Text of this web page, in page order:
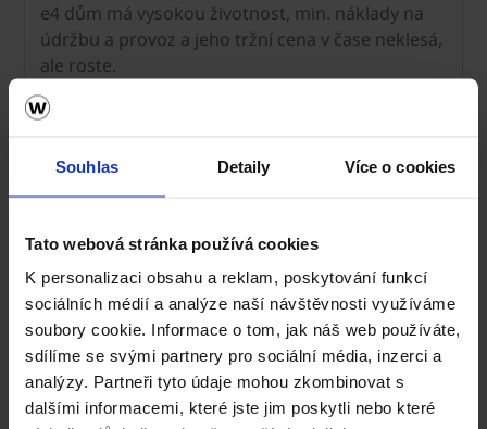
Souhlas Detaily Více o cookies
Tato webová stránka používá cookies
K personalizaci obsahu a reklam, poskytování funkcí
sociálních médií a analýze naší návštěvnosti využíváme
soubory cookie. Informace o tom, jak náš web používáte,
sdílíme se svými partnery pro sociální média, inzerci a
analýzy. Partneři tyto údaje mohou zkombinovat s
dalšími informacemi, které jste jim poskytli nebo které
e4 dům má vysokou životnost, min. náklady na
údržbu a provoz a jeho tržní cena v čase neklesá,
ale roste.
estetika